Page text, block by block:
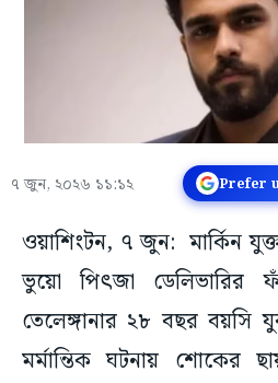
৭ জুন, ২০২৬ ১১:১২ Prefer
ওয়াশিংটন, ৭ জুন: মার্কিন
ভুয়ো পিৎজা ডেলিভারির
তেলেঙ্গানার ২৮ বছর
মর্মান্তিক ঘটনায় শোকের